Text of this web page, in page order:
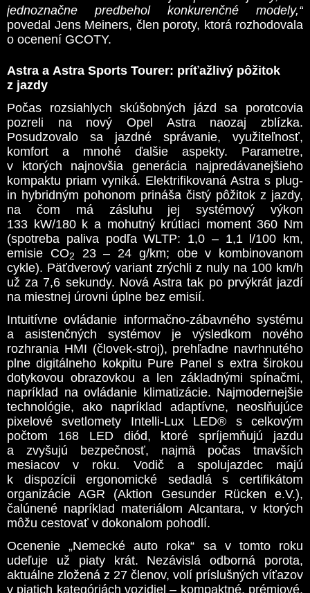
jednoznačne predbehol konkurenčné modely,“
povedal Jens Meiners, člen poroty, ktorá rozhodovala
o ocenení GCOTY.
Astra a Astra Sports Tourer: príťažlivý pôžitok
z jazdy
Počas rozsiahlych skúšobných jázd sa porotcovia
pozreli na nový Opel Astra naozaj zblízka.
Posudzovalo sa jazdné správanie, využiteľnosť,
komfort a mnohé ďalšie aspekty. Parametre,
v ktorých najnovšia generácia najpredávanejšieho
kompaktu priam vyniká. Elektrifikovaná Astra s plug-
in hybridným pohonom prináša čistý pôžitok z jazdy,
na čom má zásluhu jej systémový výkon
133 kW/180 k a mohutný krútiaci moment 360 Nm
(spotreba paliva podľa WLTP: 1,0 – 1,1 l/100 km,
emisie CO2
23 – 24 g/km; obe v kombinovanom
cykle). Päťdverový variant zrýchli z nuly na 100 km/h
už za 7,6 sekundy. Nová Astra tak po prvýkrát jazdí
na miestnej úrovni úplne bez emisií.
Intuitívne ovládanie informačno-zábavného systému
a asistenčných systémov je výsledkom nového
rozhrania HMI (človek-stroj), prehľadne navrhnutého
plne digitálneho kokpitu Pure Panel s extra širokou
dotykovou obrazovkou a len základnými spínačmi,
napríklad na ovládanie klimatizácie. Najmodernejšie
technológie, ako napríklad adaptívne, neoslňujúce
pixelové svetlomety Intelli-Lux LED® s celkovým
počtom 168 LED diód, ktoré spríjemňujú jazdu
a zvyšujú bezpečnosť, najmä počas tmavších
mesiacov v roku. Vodič a spolujazdec majú
k dispozícii ergonomické sedadlá s certifikátom
organizácie AGR (Aktion Gesunder Rücken e.V.),
čalúnené napríklad materiálom Alcantara, v ktorých
môžu cestovať v dokonalom pohodlí.
Ocenenie „Nemecké auto roka“ sa v tomto roku
udeľuje už piaty krát. Nezávislá odborná porota,
aktuálne zložená z 27 členov, volí príslušných víťazov
v piatich kategóriách vozidiel – kompaktné, prémiové,